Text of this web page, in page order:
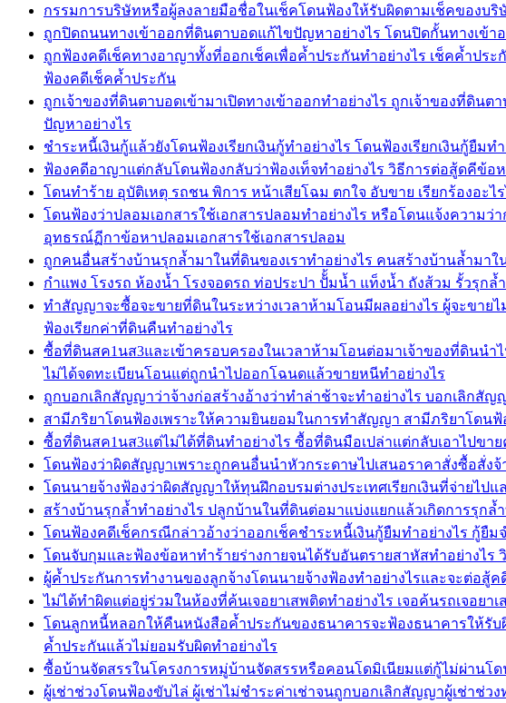
กรรมการบริษัทหรือผู้ลงลายมือชื่อในเช็คโดนฟ้องให้รับผิดตามเช็คของบริ
ถูกปิดถนนทางเข้าออกที่ดินตาบอดแก้ไขปัญหาอย่างไร โดนปิดกั้นทางเข้
ถูกฟ้องคดีเช็คทางอาญาทั้งที่ออกเช็คเพื่อค้ำประกันทำอย่างไร เช็คค้ำปร
ฟ้องคดีเช็คค้ำประกัน
ถูกเจ้าของที่ดินตาบอดเข้ามาเปิดทางเข้าออกทำอย่างไร ถูกเจ้าของที่ดิ
ปัญหาอย่างไร
ชำระหนี้เงินกู้แล้วยังโดนฟ้องเรียกเงินกู้ทำอย่างไร โดนฟ้องเรียกเงินกู้ยืมท
ฟ้องคดีอาญาแต่กลับโดนฟ้องกลับว่าฟ้องเท็จทำอย่างไร วิธีการต่อสู้ดคีข้อ
โดนทำร้าย อุบัติเหตุ รถชน พิการ หน้าเสียโฉม ตกใจ อับขาย เรียกร้องอะไ
โดนฟ้องว่าปลอมเอกสารใช้เอกสารปลอมทำอย่างไร หรือโดนแจ้งความ
อุทธรณ์ฏีกาข้อหาปลอมเอกสารใช้เอกสารปลอม
ถูกคนอื่นสร้างบ้านรุกล้ำมาในที่ดินของเราทำอย่างไร คนสร้างบ้านล้ำม
กำแพง โรงรถ ห้องน้ำ โรงจอดรถ ท่อประปา ปัั้มน้ำ แท็งน้ำ ถังส้วม รั้วรุกล้
ทำสัญญาจะซื้อจะขายที่ดินในระหว่างเวลาห้ามโอนมีผลอย่างไร ผู้จะขาย
ฟ้องเรียกค่าที่ดินคืนทำอย่างไร
ซื้อที่ดินสค1นส3และเข้าครอบครองในเวลาห้ามโอนต่อมาเจ้าของที่ดินน
ไม่ได้จดทะเบียนโอนแต่ถูกนำไปออกโฉนดแล้วขายหนีทำอย่างไร
ถูกบอกเลิกสัญญาว่าจ้างก่อสร้างอ้างว่าทำล่าช้าจะทำอย่างไร บอกเลิกสัญ
สามีภริยาโดนฟ้องเพราะให้ความยินยอมในการทำสัญญา สามีภริยาโดน
ซื้อที่ดินสค1นส3แต่ไม่ได้ที่ดินทำอย่างไร ซื้อที่ดินมือเปล่าแต่กลับเอาไปขา
โดนฟ้องว่าผิดสัญญาเพราะถูกคนอื่นนำหัวกระดาษไปเสนอราคาสั่งซื้อสั่งจ้
โดนนายจ้างฟ้องว่าผิดสัญญาให้ทุนฝึกอบรมต่างประเทศเรียกเงินที่จ่ายไป
สร้างบ้านรุกล้ำทำอย่างไร ปลูกบ้านในที่ดินต่อมาแบ่งแยกแล้วเกิดการรุก
โดนฟ้องคดีเช็คกรณีกล่าวอ้างว่าออกเช็คชำระหนี้เงินกู้ยืมทำอย่างไร กู้ยื
โดนจับกุมและฟ้องข้อหาทำร้ายร่างกายจนได้รับอันตรายสาหัสทำอย่างไ
ผู้ค้ำประกันการทำงานของลูกจ้างโดนนายจ้างฟ้องทำอย่างไรและจะต่อ
ไม่ได้ทำผิดแต่อยู่ร่วมในห้องที่ค้นเจอยาเสพติดทำอย่างไร เจอค้นรถเจอย
โดนลูกหนี้หลอกให้คืนหนังสือค้ำประกันของธนาคารจะฟ้องธนาคารให้รับ
ค้ำประกันแล้วไม่ยอมรับผิดทำอย่างไร
ซื้อบ้านจัดสรรในโครงการหมู่บ้านจัดสรรหรือคอนโดมิเนียมแต่กู้ไม่ผ่านโด
ผู้เช่าช่วงโดนฟ้องขับไล่ ผู้เช่าไม่ชำระค่าเช่าจนถูกบอกเลิกสัญญาผู้เช่าช่ว